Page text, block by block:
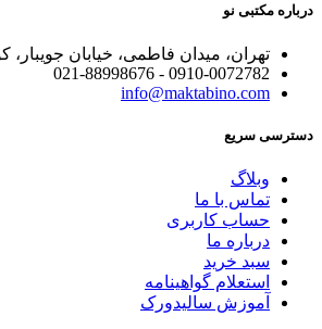
درباره مکتبی نو
تهران، میدان فاطمی، خیابان جویبار،
0910-0072782 - 021-88998676
info@maktabino.com
دسترسی سریع
وبلاگ
تماس با ما
حساب کاربری
درباره ما
سبد خرید
استعلام گواهینامه
آموزش سالیدورک